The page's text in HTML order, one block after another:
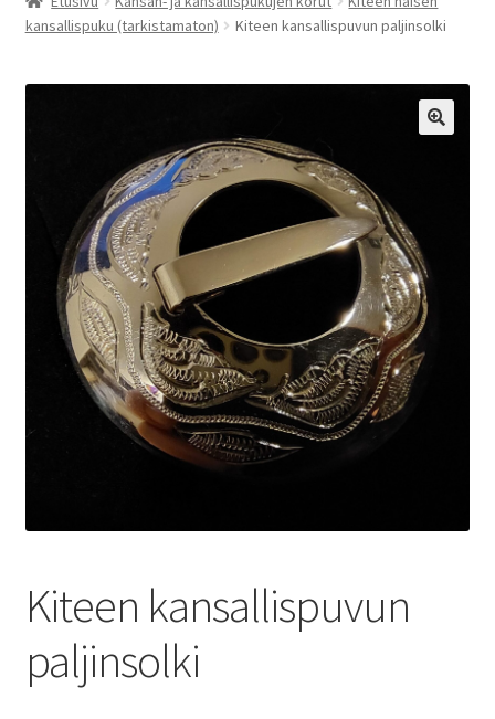
Kassa
Ostoskori
kansallispuku (tarkistamaton)
Kiteen kansallispuvun paljinsolki
Kiteen kansallispuvun
paljinsolki